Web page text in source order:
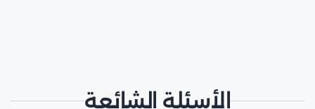
الأسئلة الشائعة